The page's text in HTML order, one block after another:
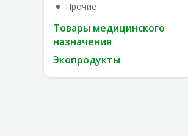
Прочие
Товары медицинского
назначения
Экопродукты